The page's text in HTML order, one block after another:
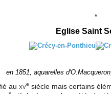
*
Eglise Saint
en 1851, aquarelles
au xve siècle mais certains